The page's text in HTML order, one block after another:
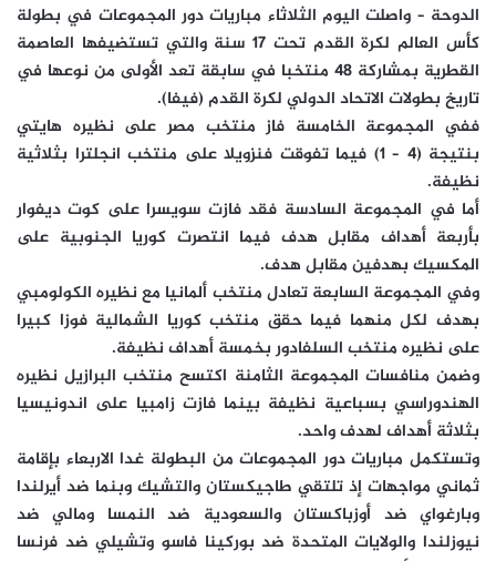
الدوحة – واصلت اليوم الثلاثاء مباريات دور المجموعات في بطولة
كأس العالم لكرة القدم تحت 17 سنة والتي تستضيفها العاصمة
القطرية بمشاركة 48 منتخبا في سابقة تعد الأولى من نوعها في
تاريخ بطولات الاتحاد الدولي لكرة القدم (فيفا).
ففي المجموعة الخامسة فاز منتخب مصر على نظيره هايتي
بنتيجة (4 – 1) فيما تفوقت فنزويلا على منتخب انجلترا بثلاثية
نظيفة.
أما في المجموعة السادسة فقد فازت سويسرا على كوت ديفوار
بأربعة أهداف مقابل هدف فيما انتصرت كوريا الجنوبية على
المكسيك بهدفين مقابل هدف.
وفي المجموعة السابعة تعادل منتخب ألمانيا مع نظيره الكولومبي
بهدف لكل منهما فيما حقق منتخب كوريا الشمالية فوزا كبيرا
على نظيره منتخب السلفادور بخمسة أهداف نظيفة.
وضمن منافسات المجموعة الثامنة اكتسح منتخب البرازيل نظيره
الهندوراسي بسباعية نظيفة بينما فازت زامبيا على اندونيسيا
بثلاثة أهداف لهدف واحد.
وتستكمل مباريات دور المجموعات من البطولة غدا الاربعاء بإقامة
ثماني مواجهات إذ تلتقي طاجيكستان والتشيك وبنما ضد أيرلندا
وبارغواي ضد أوزباكستان والسعودية ضد النمسا ومالي ضد
نيوزلندا والولايات المتحدة ضد بوركينا فاسو وتشيلي ضد فرنسا